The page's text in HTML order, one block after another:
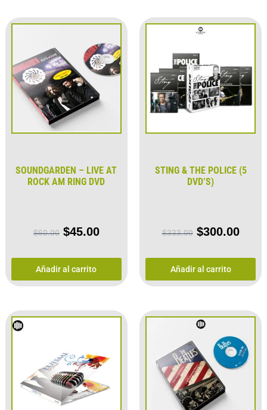
SOUNDGARDEN – LIVE AT
ROCK AM RING DVD
$60.00 $45.00
Añadir al carrito
STING & THE POLICE (5
DVD’S)
$333.00 $300.00
Añadir al carrito